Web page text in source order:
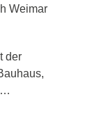
Weimar
der